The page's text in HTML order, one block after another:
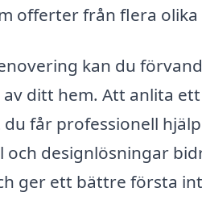
offerter från flera
kan du
ditt hem. Att anlita
får professionell
designlösningar
ger ett bättre första